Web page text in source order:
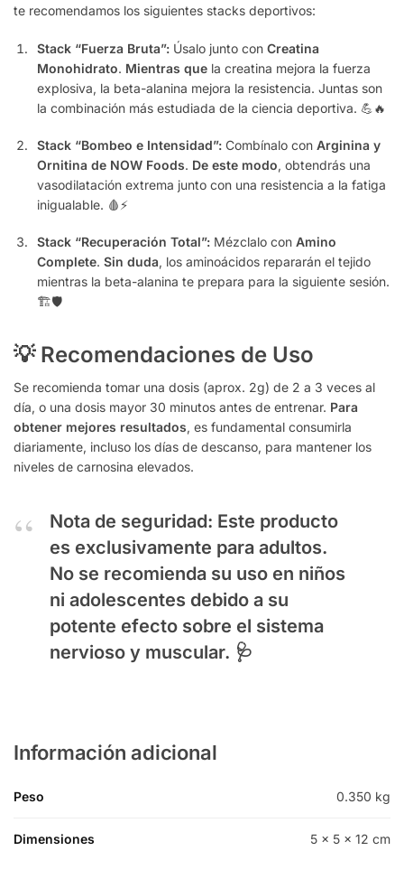
te recomendamos los siguientes stacks deportivos:
Stack “Fuerza Bruta”: Úsalo junto con Creatina
Monohidrato. Mientras que la creatina mejora la fuerza
explosiva, la beta-alanina mejora la resistencia. Juntas son
la combinación más estudiada de la ciencia deportiva. 💪🔥
Stack “Bombeo e Intensidad”: Combínalo con Arginina y
Ornitina de NOW Foods. De este modo, obtendrás una
vasodilatación extrema junto con una resistencia a la fatiga
inigualable. 🩸⚡
Stack “Recuperación Total”: Mézclalo con Amino
Complete. Sin duda, los aminoácidos repararán el tejido
mientras la beta-alanina te prepara para la siguiente sesión.
🏗️🛡️
💡 Recomendaciones de Uso
Se recomienda tomar una dosis (aprox. 2g) de 2 a 3 veces al
día, o una dosis mayor 30 minutos antes de entrenar. Para
obtener mejores resultados, es fundamental consumirla
diariamente, incluso los días de descanso, para mantener los
niveles de carnosina elevados.
Nota de seguridad: Este producto
es exclusivamente para adultos.
No se recomienda su uso en niños
ni adolescentes debido a su
potente efecto sobre el sistema
nervioso y muscular. 🩺
Información adicional
Peso 0.350 kg
Dimensiones 5 × 5 × 12 cm